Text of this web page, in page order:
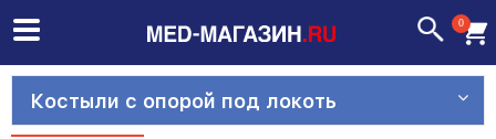
0
Костыли с опорой под локоть